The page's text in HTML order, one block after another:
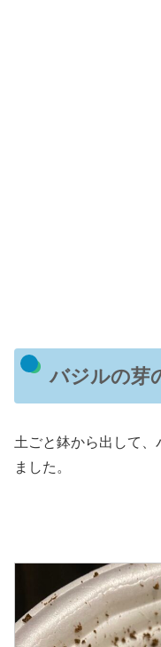
バジルの芽
土ごと鉢から出して
ました。